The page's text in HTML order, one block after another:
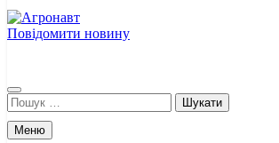
Повідомити новину
Пошук:
Меню